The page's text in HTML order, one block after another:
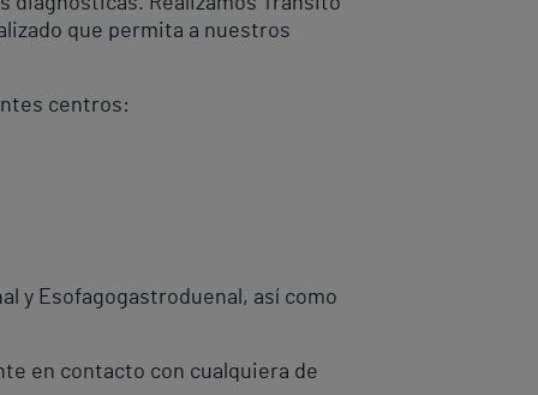
que permita a nuestros
centros:
y Esofagogastroduenal, así como
en contacto con cualquiera de